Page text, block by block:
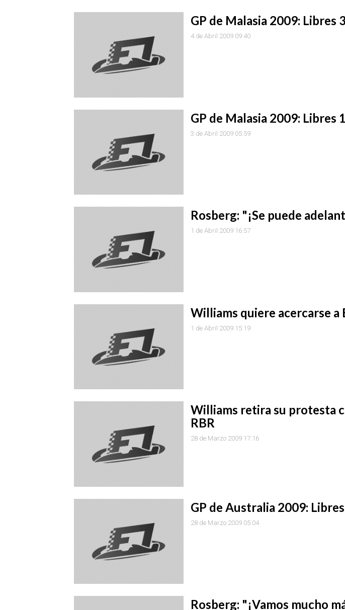
GP de Malasia 2009: Libres 3
4 de Abril 2009 09:40
GP de Malasia 2009: Libres 1
3 de Abril 2009 05:59
Rosberg: "¡Se puede
1 de Abril 2009 16:57
Williams quiere acercarse a
1 de Abril 2009 15:19
Williams retira su protesta
RBR
28 de Marzo 2009 17:16
GP de Australia 2009:
28 de Marzo 2009 05:04
Rosberg: "¡Vamos mucho